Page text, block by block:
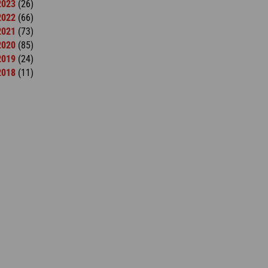
(26)
(66)
(73)
(85)
(24)
(11)